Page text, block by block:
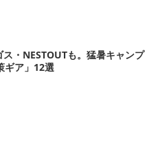
・NESTOUTも。猛暑キャンプ
ギア」12選